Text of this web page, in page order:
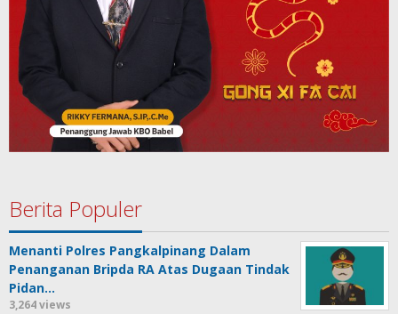
Berita Populer
Menanti Polres Pangkalpinang Dalam
Penanganan Bripda RA Atas Dugaan Tindak
Pidan…
3,264 views